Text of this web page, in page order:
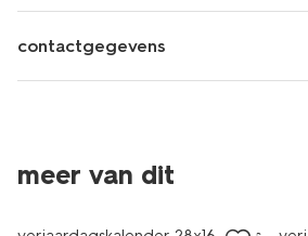
contactgegevens
meer van dit
laag geprijsd